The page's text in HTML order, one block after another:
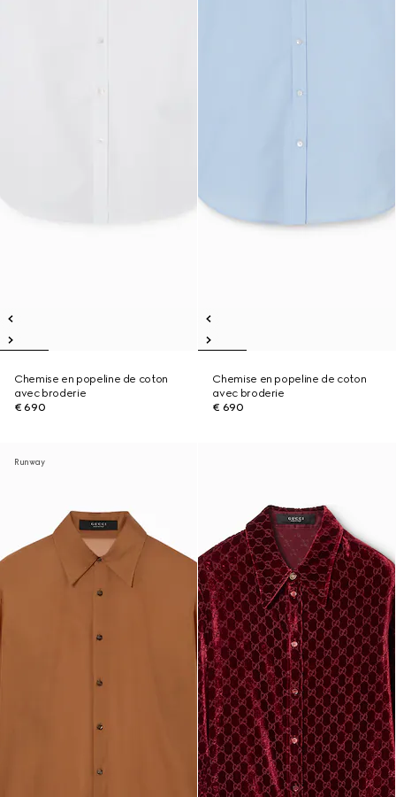
Chemise en popeline de coton
avec broderie
€ 690
Chemise en popeline de coton
avec broderie
€ 690
Runway